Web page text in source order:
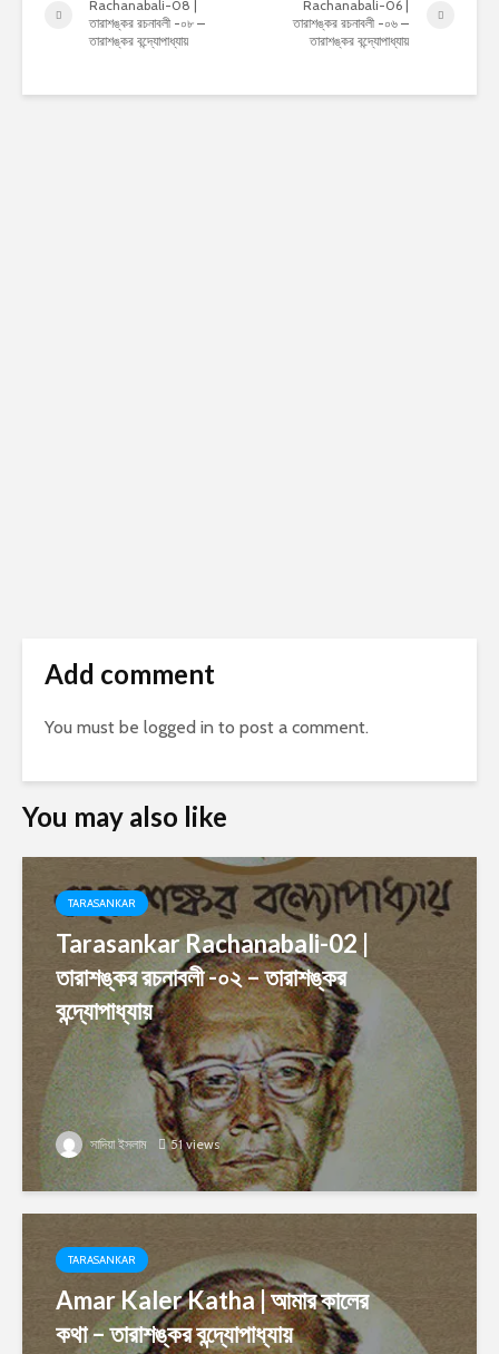
Rachanabali-08 |
তারাশঙ্কর রচনাবলী -০৮ –
তারাশঙ্কর বন্দ্যোপাধ্যায়
Rachanabali-06 |
তারাশঙ্কর রচনাবলী -০৬ –
তারাশঙ্কর বন্দ্যোপাধ্যায়
Add comment
You must be logged in to post a comment.
You may also like
TARASANKAR
Tarasankar Rachanabali-02 |
তারাশঙ্কর রচনাবলী -০২ – তারাশঙ্কর
বন্দ্যোপাধ্যায়
সাদিয়া ইসলাম 51 views
TARASANKAR
Amar Kaler Katha | আমার কালের
কথা – তারাশঙ্কর বন্দ্যোপাধ্যায়